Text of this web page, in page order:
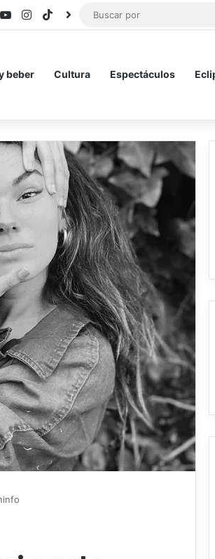
YouTubeInstagram
TikTokBlueSky
beber Cultura Espectáculos